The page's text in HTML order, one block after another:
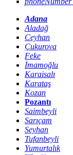
Adana
Aladağ
Ceyhan
Çukurova
Feke
İmamoğlu
Karaisalı
Karataş
Kozan
Pozantı
Saimbeyli
Sarıçam
Seyhan
Tufanbeyli
Yumurtalık